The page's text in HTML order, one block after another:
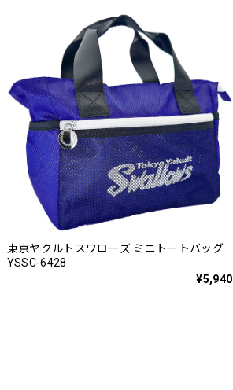
東京ヤクルトスワローズ ミニトートバッグ
YSSC-6428
¥5,940